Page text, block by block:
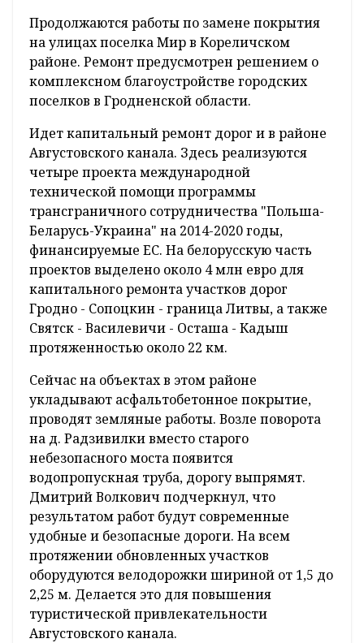
Продолжаются работы по замене покрытия
на улицах поселка Мир в Кореличском
районе. Ремонт предусмотрен решением о
комплексном благоустройстве городских
поселков в Гродненской области.
Идет капитальный ремонт дорог и в районе
Августовского канала. Здесь реализуются
четыре проекта международной
технической помощи программы
трансграничного сотрудничества "Польша-
Беларусь-Украина" на 2014-2020 годы,
финансируемые ЕС. На белорусскую часть
проектов выделено около 4 млн евро для
капитального ремонта участков дорог
Гродно - Сопоцкин - граница Литвы, а также
Святск - Василевичи - Осташа - Кадыш
протяженностью около 22 км.
Сейчас на объектах в этом районе
укладывают асфальтобетонное покрытие,
проводят земляные работы. Возле поворота
на д. Радзивилки вместо старого
небезопасного моста появится
водопропускная труба, дорогу выпрямят.
Дмитрий Волкович подчеркнул, что
результатом работ будут современные
удобные и безопасные дороги. На всем
протяжении обновленных участков
оборудуются велодорожки шириной от 1,5 до
2,25 м. Делается это для повышения
туристической привлекательности
Августовского канала.